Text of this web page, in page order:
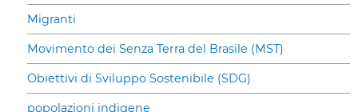
Migranti
Movimento dei Senza Terra del Brasile (MST)
Obiettivi di Sviluppo Sostenibile (SDG)
popolazioni indigene